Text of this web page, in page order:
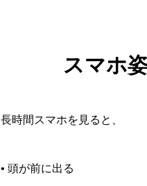
スマホ
長時間スマホを見ると、
• 頭が前に出る